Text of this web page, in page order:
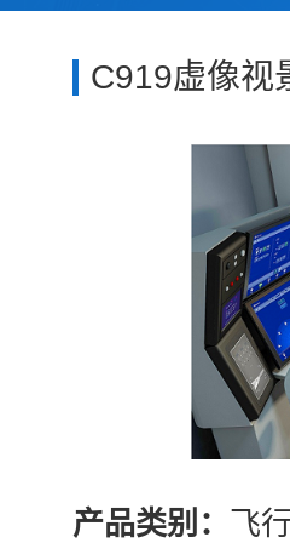
C919虚像视
产品类别： 飞